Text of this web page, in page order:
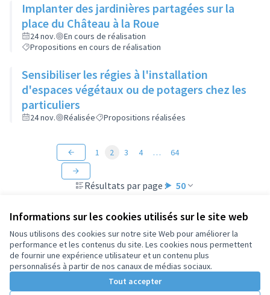
Informations sur les cookies utilisés sur le site web
Nous utilisons des cookies sur notre site Web pour améliorer la
performance et les contenus du site. Les cookies nous permettent
de fournir une expérience utilisateur et un contenu plus
personnalisés à partir de nos canaux de médias sociaux.
Tout accepter
Implanter des jardinières partagées sur la
place du Château à la Roue
24 nov.
En cours de réalisation
Propositions en cours de réalisation
Sensibiliser les régies à l'installation
d'espaces végétaux ou de potagers chez les
particuliers
24 nov. Réalisée Propositions réalisées
Résultats par page : 50
1 2 3 4 … 64
Conditions d'utilisation
Paramètres des cookies